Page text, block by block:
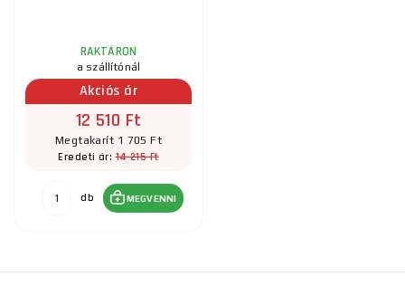
RAKTÁRON
a szállítónál
Akciós ár
12 510 Ft
Megtakarít 1 705 Ft
Eredeti ár:14 215 Ft
db MEGVENNI